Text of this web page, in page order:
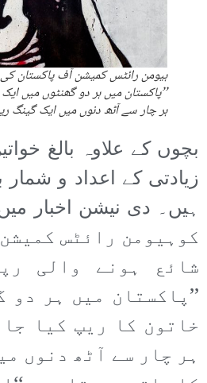
ہیومن رائٹس کمیشن آف پاکستان
’’پاکستان میں ہر دو گھنٹوں میں
ہر چار سے آٹھ دنوں میں ایک گینگ
بچوں کے علاوہ بالغ
زیادتی کے اعداد و شمار
کوہیومن رائٹس
شائع ہونے والی
’’پاکستان میں ہر
خاتون کا ریپ کیا
ہر چار سے آٹھ دنوں